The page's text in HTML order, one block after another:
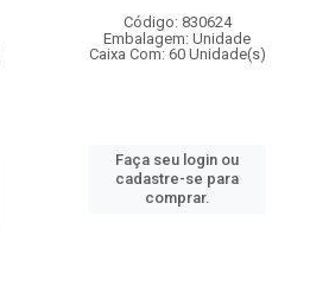
Código: 830624
Embalagem: Unidade
Caixa Com: 60 Unidade(s)
Faça seu login ou
cadastre-se para
comprar.